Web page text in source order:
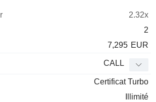
2.32x
2
7,295 EUR
CALL
Certificat Turbo
Illimité